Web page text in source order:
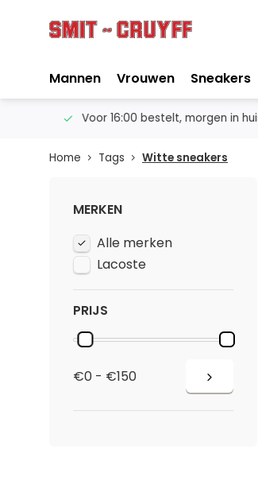
Mannen Vrouwen Sneakers
Voor 16:00 bestelt, morgen in huis!
Home Tags Witte sneakers
MERKEN
Alle merken
Lacoste
PRIJS
€0 - €150